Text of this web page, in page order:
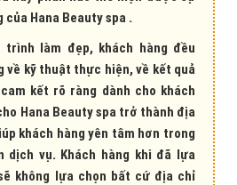
Hana Beauty spa .
làm đẹp, khách hàng đều
về kỹ thuật thực hiện, về kết quả
kết rõ ràng dành cho khách
Hana Beauty spa trở thành địa
khách hàng yên tâm hơn trong
dịch vụ. Khách hàng khi đã lựa
không lựa chọn bất cứ địa chỉ